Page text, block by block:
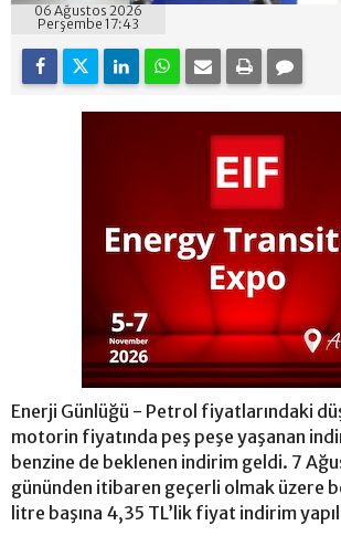
06 Ağustos 2026
Perşembe 17:43
Enerji Günlüğü - Petrol fiyatlarındaki
motorin fiyatında peş peşe yaşanan
benzine de beklenen indirim geldi. 7
gününden itibaren geçerli olmak üzere
litre başına 4,35 TL’lik fiyat indirim